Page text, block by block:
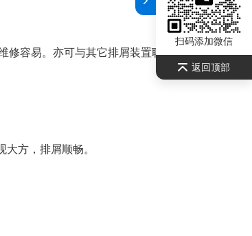
修容易。亦可与其它排屑装置联合使用，形成
方，排屑顺畅。
扫码添加微信
返回顶部